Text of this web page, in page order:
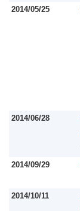
2014/05/25
2014/06/28
2014/09/29
2014/10/11